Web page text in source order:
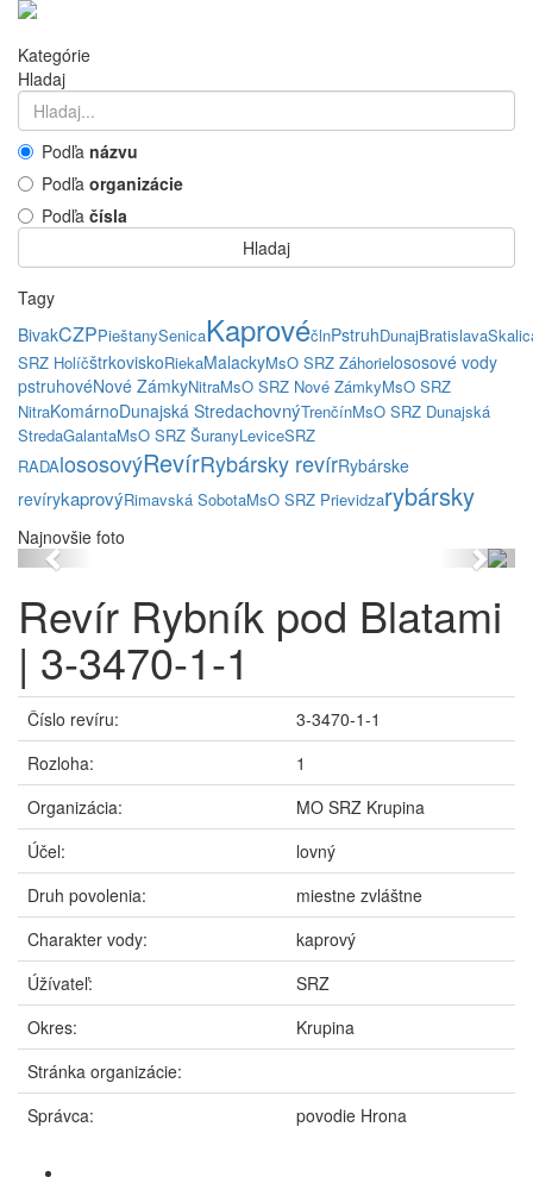
Kategórie
Hladaj
Podľa názvu
Podľa organizácie
Podľa čísla
Hladaj
Tagy
BivakCZPPieštanySenicaKaprovéčlnPstruhDunajBratislava
SRZ HolíčštrkoviskoRiekaMalackyMsO SRZ Záhorielososové vody
pstruhovéNové ZámkyNitraMsO SRZ Nové ZámkyMsO SRZ
NitraKomárnoDunajská StredachovnýTrenčínMsO SRZ Dunajská
StredaGalantaMsO SRZ ŠuranyLeviceSRZ
RADAlososovýRevírRybársky revírRybárske
revírykaprovýRimavská SobotaMsO SRZ Prievidzarybársky
Najnovšie foto
Previous Next
Revír Rybník pod Blatami
| 3-3470-1-1
Číslo revíru:
3-3470-1-1
Rozloha:
1
Organizácia:
MO SRZ Krupina
Účel:
lovný
Druh povolenia:
miestne zvláštne
Charakter vody:
kaprový
Úžívateľ:
SRZ
Okres:
Krupina
Stránka organizácie:
Správca:
povodie Hrona